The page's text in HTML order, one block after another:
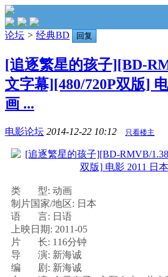
论坛 > 经典BD 回复
[追逐繁星的孩子][BD-
文字幕][480/720P双版]
画 ...
电影论坛 2014-12-22 10:12 只看楼主
类 型: 动画
制片国家/地区: 日本
语 言: 日语
上映日期: 2011-05
片 长: 116分钟
导 演: 新海诚
编 剧: 新海诚